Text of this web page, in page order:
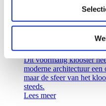
Maatschappelijk vastgoed
HET KLOOSTER ZIN
Dit voormalig klooster
moderne architectuur een
maar de sfeer van het
steeds.
Lees meer